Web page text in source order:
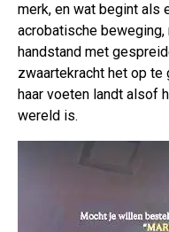
merk, en wat begint als
acrobatische
handstand met
zwaartekracht het op
haar voeten landt alsof
wereld is.